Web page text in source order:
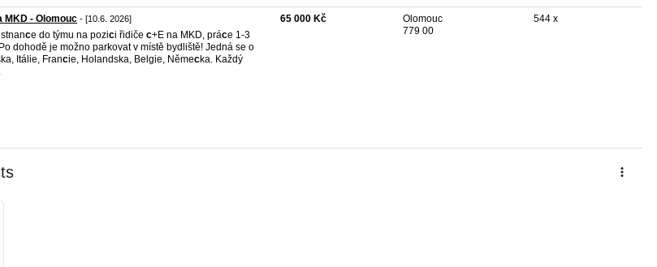
MKD - Olomouc - [10.6. 2026]
ce do týmu na pozici řidiče c+E na MKD, práce 1-3
dohodě je možno parkovat v místě bydliště! Jedná se o
Itálie, Francie, Holandska, Belgie, Německa. Každý
65 000 Kč
Olomouc
779 00
544 x